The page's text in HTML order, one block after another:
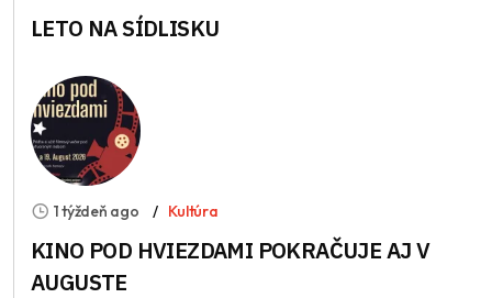
LETO NA SÍDLISKU
1 týždeň ago Kultúra
KINO POD HVIEZDAMI POKRAČUJE AJ V
AUGUSTE